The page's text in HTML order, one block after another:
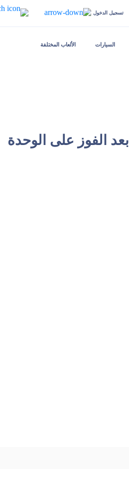
تسجيل الدخول
السيارات الألعاب المختلفة
الفوز على الوحدة